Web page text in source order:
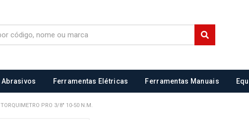
Abrasivos Ferramentas Elétricas Ferramentas Manuais
TORQUIMETRO PRO 3/8" 10-50 N.M.